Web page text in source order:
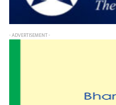
- ADVERTISEMENT -